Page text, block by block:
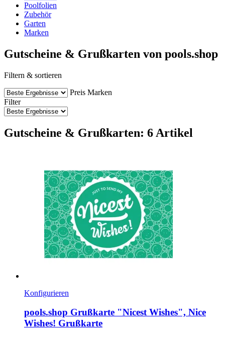
Poolfolien
Zubehör
Garten
Marken
Gutscheine & Grußkarten von pools.shop
Filtern & sortieren
Preis Marken
Filter
Gutscheine & Grußkarten: 6 Artikel
Konfigurieren
pools.shop Grußkarte "Nicest Wishes", Nice
Wishes! Grußkarte